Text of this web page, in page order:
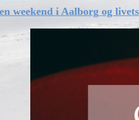
weekend i Aalborg og